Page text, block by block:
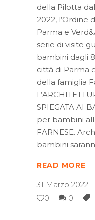
della Pilotta
2022, l’Ordine
Parma e
serie di visite
bambini dagli
città di Parma
della famiglia
SPIEGATA AI
per bambini
FARNESE.
bambini
READ MORE
31 Marzo 2022
0
0